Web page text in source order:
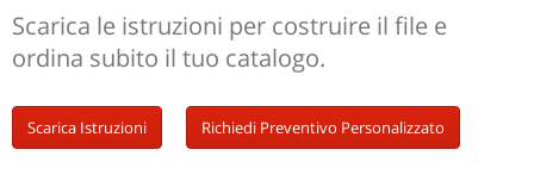
Scarica le istruzioni per costruire il file e
ordina subito il tuo catalogo.
Scarica Istruzioni Richiedi Preventivo Personalizzato